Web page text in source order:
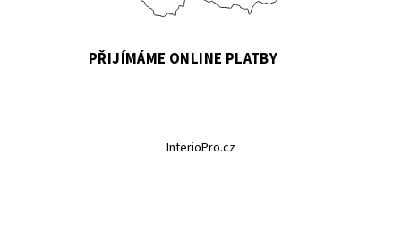
PŘIJÍMÁME ONLINE PLATBY
InterioPro.cz